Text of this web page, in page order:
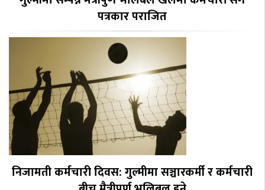
पत्रकार पराजित
निजामती कर्मचारी दिवस: गुल्मीमा सञ्चारकर्मी र कर्मचारी